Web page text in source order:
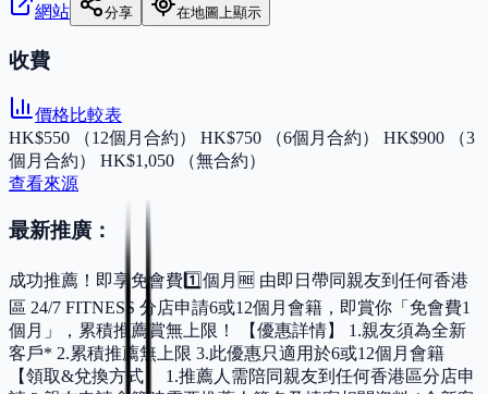
網站
分享 在地圖上顯示
收費
價格比較表
HK$550 （12個月合約） HK$750 （6個月合約） HK$900 （3
個月合約） HK$1,050 （無合約）
查看來源
最新推廣：
成功推薦！即享免會費1️⃣個月🆓 由即日帶同親友到任何香港
區 24/7 FITNESS 分店申請6或12個月會籍，即賞你「免會費1
個月」，累積推薦賞無上限！ 【優惠詳情】 1.親友須為全新
客戶* 2.累積推薦無上限 3.此優惠只適用於6或12個月會籍
【領取&兌換方式】 1.推薦人需陪同親友到任何香港區分店申